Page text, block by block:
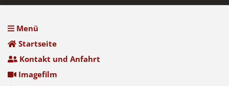
Menü
Startseite
Kontakt und Anfahrt
Imagefilm